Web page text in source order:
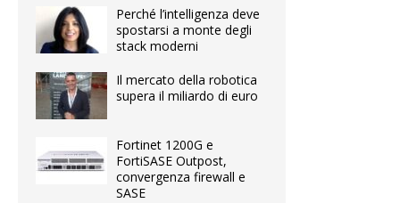
Perché l’intelligenza deve
spostarsi a monte degli
stack moderni
Il mercato della robotica
supera il miliardo di euro
Fortinet 1200G e
FortiSASE Outpost,
convergenza firewall e
SASE